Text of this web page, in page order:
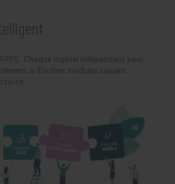
Chaque logiciel indépendant peut
à d’autres modules suivant